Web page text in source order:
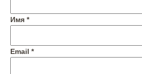
Имя *
Email *